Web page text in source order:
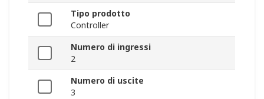
Tipo prodotto
Controller
Numero di ingressi
2
Numero di uscite
3